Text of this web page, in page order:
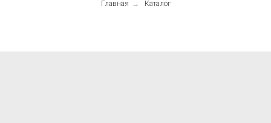
Главная → Каталог